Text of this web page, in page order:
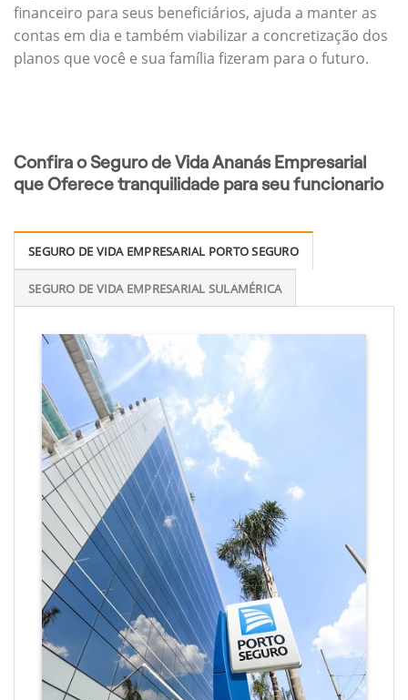
financeiro para seus beneficiários, ajuda a manter as
contas em dia e também viabilizar a concretização dos
planos que você e sua família fizeram para o futuro.
Confira o Seguro de Vida Ananás Empresarial
que Oferece tranquilidade para seu funcionario
SEGURO DE VIDA EMPRESARIAL PORTO SEGURO
SEGURO DE VIDA EMPRESARIAL SULAMÉRICA